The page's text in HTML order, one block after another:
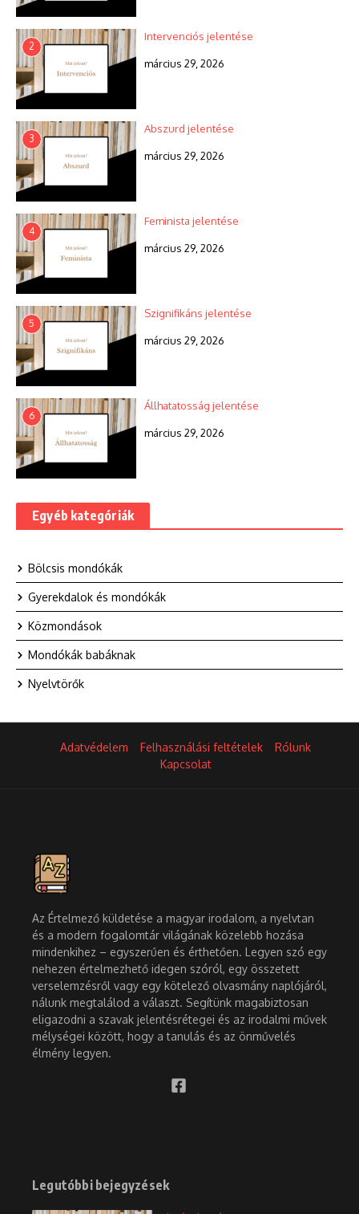
2
Intervenciós jelentése
március 29, 2026
3
Abszurd jelentése
március 29, 2026
4
Feminista jelentése
március 29, 2026
5
Szignifikáns jelentése
március 29, 2026
6
Állhatatosság jelentése
március 29, 2026
Egyéb kategóriák
Bölcsis mondókák
Gyerekdalok és mondókák
Közmondások
Mondókák babáknak
Nyelvtörők
Adatvédelem Felhasználási feltételek
Rólunk
Kapcsolat
Az Értelmező küldetése a magyar irodalom, a nyelvtan
és a modern fogalomtár világának közelebb hozása
mindenkihez – egyszerűen és érthetően. Legyen szó egy
nehezen értelmezhető idegen szóról, egy összetett
verselemzésről vagy egy kötelező olvasmány naplójáról,
nálunk megtalálod a választ. Segítünk magabiztosan
eligazodni a szavak jelentésrétegei és az irodalmi művek
mélységei között, hogy a tanulás és az önművelés
élmény legyen.
Legutóbbi bejegyzések